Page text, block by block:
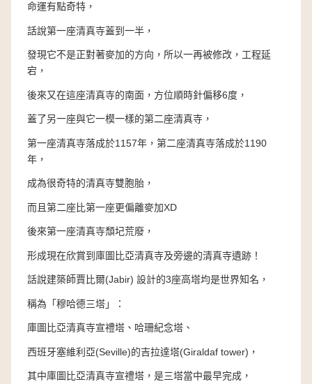
命運有點奇特，
話說第一座清真寺蓋到一半，
發現它不是正對著麥加的方向，所以一再被修改，工程延
宕，
後來又在這座清真寺的南面，方位順時針偏移6度，
蓋了另一座與它一模一樣的第二座清真寺，
第一座清真寺落成於1157年，第二座清真寺落成於1190
年，
成為很奇特的清真寺雙胞胎，
而且第二座比第一座更偏離麥加XD
後來第一座清真寺頹圮荒廢，
形成現在欣賞到庫圖比亞清真寺及旁邊的清真寺遺跡！
話說建築師賈比爾(Jabir) 設計的3座高塔均是世界知名，
稱為「穆哈德三塔」：
庫圖比亞清真寺宣禮塔、哈珊紀念塔、
西班牙塞維利亞(Seville)的吉拉達塔(Giraldaf tower)，
其中庫圖比亞清真寺宣禮塔，是三塔當中最早完成，